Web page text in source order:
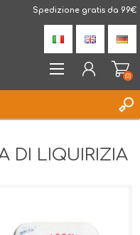
Spedizione gratis da 99€
(0)
DI LIQUIRIZIA